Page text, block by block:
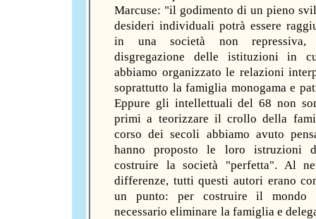
Marcuse: "il godimento di un pieno
desideri individuali potrà essere
in una società non
disgregazione delle istituzioni in
abbiamo organizzato le relazioni
soprattutto la famiglia monogama e
Eppure gli intellettuali del 68 non
primi a teorizzare il crollo della
corso dei secoli abbiamo avuto
hanno proposto le loro istruzioni
costruire la società "perfetta". Al
differenze, tutti questi autori erano
un punto: per costruire il mondo
necessario eliminare la famiglia e